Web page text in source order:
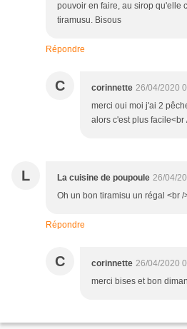
pouvoir en faire, au sirop qu'elle
tiramusu. Bisous
Répondre
C corinnette 26/04/2020
merci oui moi j'ai 2
alors c'est plus facile<br
L La cuisine de poupoule 26/04/
Oh un bon tiramisu un régal <br
Répondre
C corinnette 26/04/2020
merci bises et bon